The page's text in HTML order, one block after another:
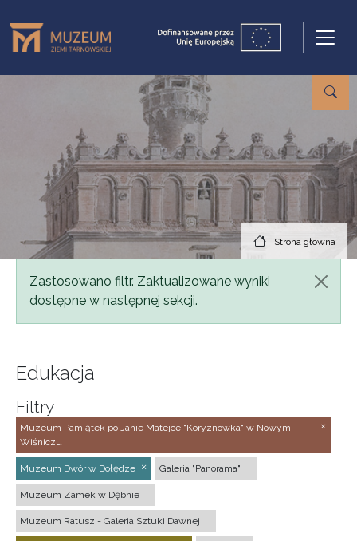
Strona główna
Komunikat
Zastosowano filtr. Zaktualizowane wyniki
dostępne w następnej sekcji.
Edukacja
Filtry
Muzeum Pamiątek po Janie Matejce "Koryznówka" w Nowym
Wiśniczu
Muzeum Dwór w Dołędze Galeria "Panorama"
Muzeum Zamek w Dębnie
Muzeum Ratusz - Galeria Sztuki Dawnej